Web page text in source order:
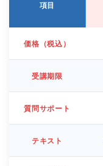
項目
価格（税込）
受講期限
質問サポート
テキスト